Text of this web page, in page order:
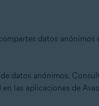
datos anónimos
datos anónimos.
las aplicaciones de